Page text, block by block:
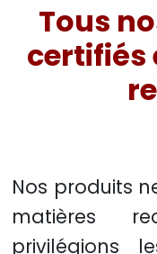
Tous
certifiés
Nos produits
matières
privilégions